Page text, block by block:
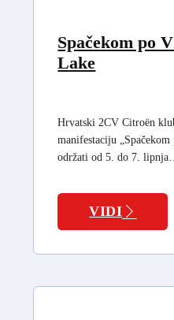
Spačekom po
Lake
Hrvatski 2CV Citroën
manifestaciju
održati od 5. do 7. lipnja…
VIDI